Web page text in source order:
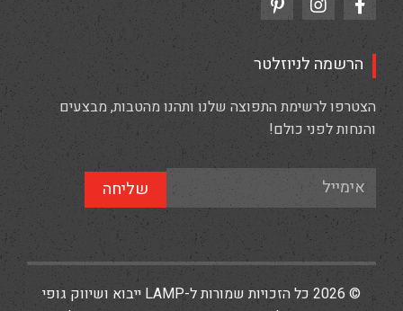
הרשמה לניוזלטר
הצטרפו לרשימת התפוצה שלנו ותהנו מהטבות, מבצעים
והנחות לפני כולם!
שליחה
© 2026 כל הזכויות שמורות ל-LAMP ייבוא ושיווק גופי